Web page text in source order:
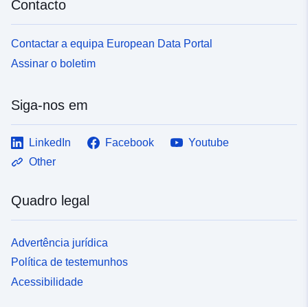
Outros
identificadores:
Direitos de
acesso:
public
Zakres czasowy:
Informação sobre
a versão:
Contacto
Contactar a equipa European Data Portal
Assinar o boletim
Siga-nos em
LinkedIn Facebook
Youtube
Other
Quadro legal
Advertência jurídica
Política de testemunhos
Acessibilidade